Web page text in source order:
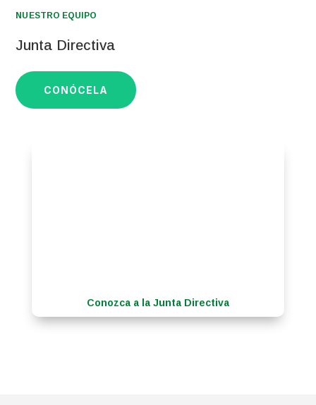
NUESTRO EQUIPO
Junta Directiva
CONÓCELA
Conozca a la Junta Directiva